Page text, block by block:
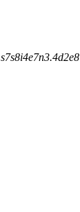
s7s8i4e7n3.4d2e8